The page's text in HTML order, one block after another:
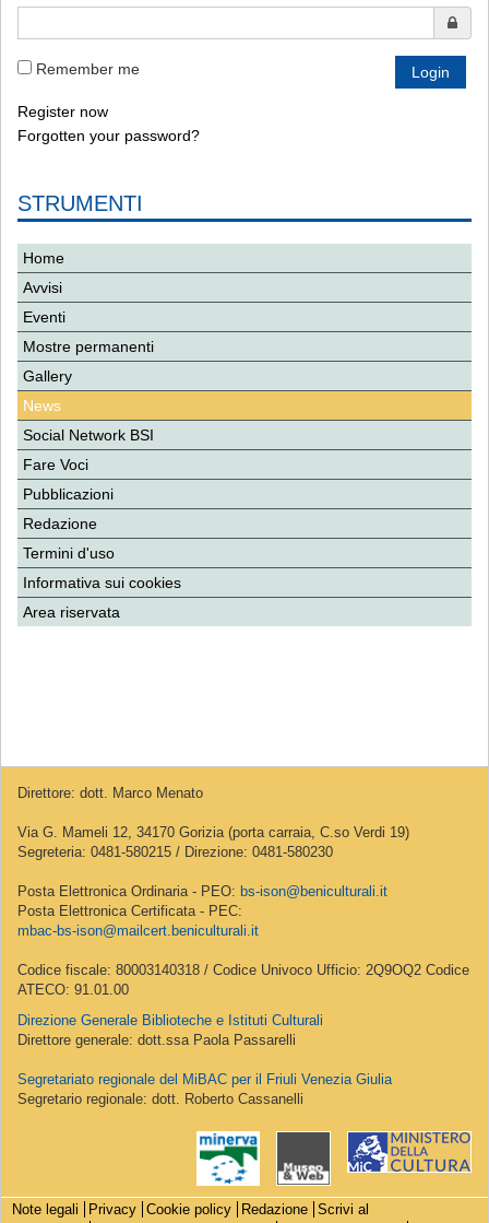
Remember me
Register now
Forgotten your password?
STRUMENTI
Home
Avvisi
Eventi
Mostre permanenti
Gallery
News
Social Network BSI
Fare Voci
Pubblicazioni
Redazione
Termini d'uso
Informativa sui cookies
Area riservata
Direttore: dott. Marco Menato
Via G. Mameli 12, 34170 Gorizia (porta carraia, C.so Verdi 19)
Segreteria: 0481-580215 / Direzione: 0481-580230
Posta Elettronica Ordinaria - PEO: bs-ison@beniculturali.it
Posta Elettronica Certificata - PEC:
mbac-bs-ison@mailcert.beniculturali.it
Codice fiscale: 80003140318 / Codice Univoco Ufficio: 2Q9OQ2 Codice
ATECO: 91.01.00
Direzione Generale Biblioteche e Istituti Culturali
Direttore generale: dott.ssa Paola Passarelli
Segretariato regionale del MiBAC per il Friuli Venezia Giulia
Segretario regionale: dott. Roberto Cassanelli
Note legali Privacy Cookie policy Redazione Scrivi al